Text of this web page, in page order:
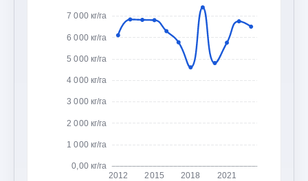
0,00 кг/га
1 000 кг/га
2 000 кг/га
3 000 кг/га
4 000 кг/га
5 000 кг/га
6 000 кг/га
7 000 кг/га
2012 2015 2018 2021